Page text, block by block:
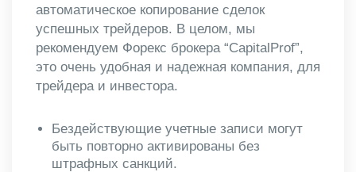
автоматическое копирование сделок
успешных трейдеров. В целом, мы
рекомендуем Форекс брокера “CapitalProf”,
это очень удобная и надежная компания, для
трейдера и инвестора.
Бездействующие учетные записи могут
быть повторно активированы без
штрафных санкций.